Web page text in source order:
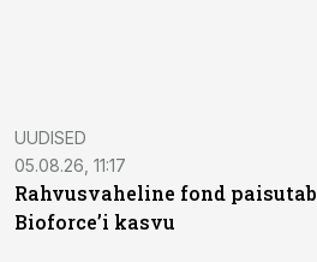
UUDISED
05.08.26, 11:17
Rahvusvaheline fond paisutab
Bioforce’i kasvu